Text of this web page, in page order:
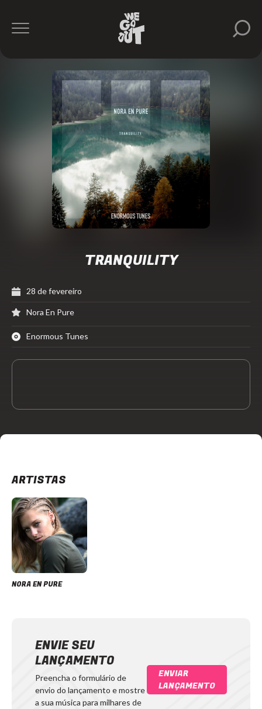
TRANQUILITY
28 de fevereiro
Nora En Pure
Enormous Tunes
ARTISTAS
NORA EN PURE
ENVIE SEU
LANÇAMENTO
Preencha o formulário de
envio do lançamento e mostre
a sua música para milhares de
ENVIAR
LANÇAMENTO